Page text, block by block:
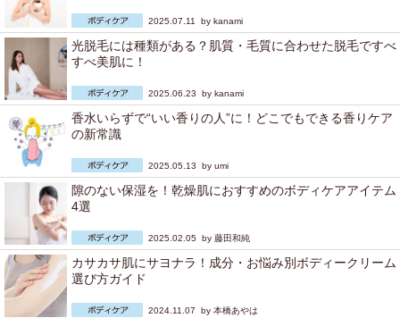
2025.07.11 by kanami
光脱毛には種類がある？肌質・毛質に合わせた脱毛ですべ
すべ美肌に！
2025.06.23 by kanami
香水いらずで“いい香りの人”に！どこでもできる香りケア
の新常識
2025.05.13 by umi
隙のない保湿を！乾燥肌におすすめのボディケアアイテム
4選
2025.02.05 by 藤田和純
カサカサ肌にサヨナラ！成分・お悩み別ボディークリーム
選び方ガイド
2024.11.07 by 本橋あやは